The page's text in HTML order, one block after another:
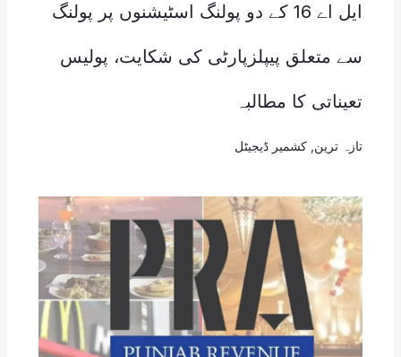
ایل اے 16 کے دو پولنگ اسٹیشنوں پر پولنگ
سے متعلق پیپلزپارٹی کی شکایت، پولیس
تعیناتی کا مطالبہ
تازہ ترین کشمیر ڈیجیٹل